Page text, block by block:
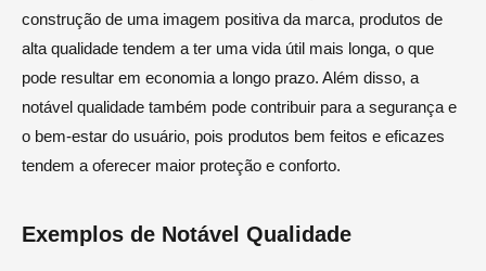
construção de uma imagem positiva da marca, produtos de
alta qualidade tendem a ter uma vida útil mais longa, o que
pode resultar em economia a longo prazo. Além disso, a
notável qualidade também pode contribuir para a segurança e
o bem-estar do usuário, pois produtos bem feitos e eficazes
tendem a oferecer maior proteção e conforto.
Exemplos de Notável Qualidade